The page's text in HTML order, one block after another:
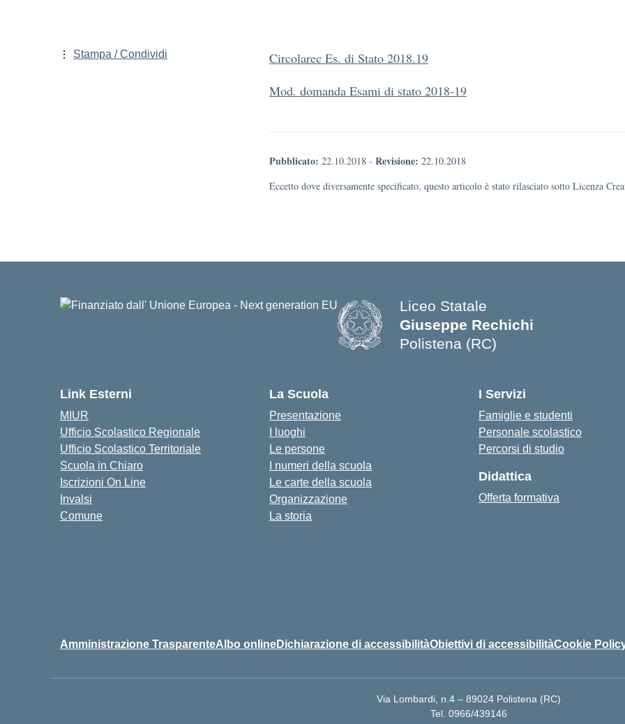
Circolarec Es. di Stato 2018.19
Mod. domanda Esami di stato 2018-19
Pubblicato: 22.10.2018 - Revisione: 22.10.2018
Eccetto dove diversamente specificato, questo articolo è stato rilasciato sotto Licenza
Stampa / Condividi
Liceo Statale
Giuseppe Rechichi
Polistena (RC)
Link Esterni
MIUR
Ufficio Scolastico Regionale
Ufficio Scolastico Territoriale
Scuola in Chiaro
Iscrizioni On Line
Invalsi
Comune
La Scuola
Presentazione
I luoghi
Le persone
I numeri della scuola
Le carte della scuola
Organizzazione
La storia
I Servizi
Famiglie e studenti
Personale scolastico
Percorsi di studio
Didattica
Offerta formativa
Amministrazione TrasparenteAlbo onlineDichiarazione di accessibilitàObiettivi di accessibilitàCookie
Via Lombardi, n.4 – 89024 Polistena (RC)
Tel. 0966/439146